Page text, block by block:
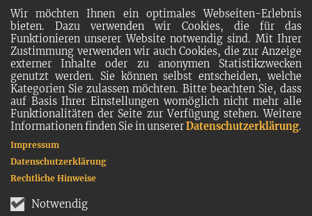
Wir möchten Ihnen ein optimales Webseiten-Erlebnis
bieten. Dazu verwenden wir Cookies, die für das
Funktionieren unserer Website notwendig sind. Mit Ihrer
Zustimmung verwenden wir auch Cookies, die zur Anzeige
externer Inhalte oder zu anonymen Statistikzwecken
genutzt werden. Sie können selbst entscheiden, welche
Kategorien Sie zulassen möchten. Bitte beachten Sie, dass
auf Basis Ihrer Einstellungen womöglich nicht mehr alle
Funktionalitäten der Seite zur Verfügung stehen. Weitere
Informationen finden Sie in unsererDatenschutzerklärung.
Notwendig
Impressum
Datenschutzerklärung
Rechtliche Hinweise